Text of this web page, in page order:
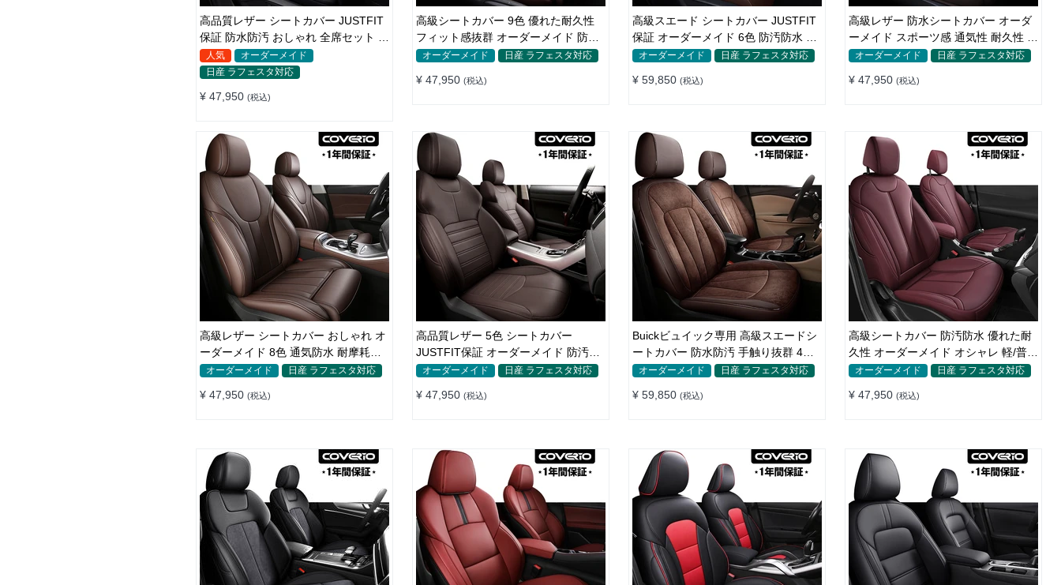
高品質レザー シートカバー JUSTFIT
保証 防水防汚 おしゃれ 全席セット オ
ーダーメイド
人気
オーダーメイド
日産 ラフェスタ対応
¥ 47,950 (税込)
高級シートカバー 9色 優れた耐久性
フィット感抜群 オーダーメイド 防水
レザー おしゃれ
オーダーメイド 日産 ラフェスタ対応
¥ 47,950 (税込)
高級スエード シートカバー JUSTFIT
保証 オーダーメイド 6色 防汚防水 オ
シャレ 全席
オーダーメイド 日産 ラフェスタ対応
¥ 59,850 (税込)
高級レザー 防水シートカバー オーダ
ーメイド スポーツ感 通気性 耐久性 3
色 全席セット
オーダーメイド 日産 ラフェスタ対応
¥ 47,950 (税込)
高級レザー シートカバー おしゃれ オ
ーダーメイド 8色 通気防水 耐摩耗性
全席セット
オーダーメイド 日産 ラフェスタ対応
¥ 47,950 (税込)
高品質レザー 5色 シートカバー
JUSTFIT保証 オーダーメイド 防汚防
水 優れた耐久性
オーダーメイド 日産 ラフェスタ対応
¥ 47,950 (税込)
Buickビュイック専用 高級スエードシ
ートカバー 防水防汚 手触り抜群 4色
オーダーメイド
オーダーメイド 日産 ラフェスタ対応
¥ 59,850 (税込)
高級シートカバー 防汚防水 優れた耐
久性 オーダーメイド オシャレ 軽/普自
動車 SUV
オーダーメイド 日産 ラフェスタ対応
¥ 47,950 (税込)